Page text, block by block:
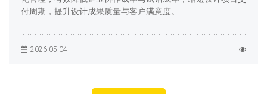
付周期，提升设计成果质量与客户满意度。
2026-05-04